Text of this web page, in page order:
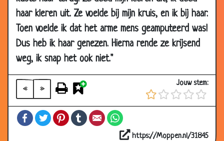
haar kleren uit. Ze voelde bij mijn kruis, en ik bij haar.
Toen voelde ik dat het arme mens geamputeerd was!
Dus heb ik haar genezen. Hierna rende ze krijsend
weg, ik snap het ook niet."
« »
Jouw stem:
FacebookTwitterPinterestTumblrEmail
https://Moppen.nl/31845
27 Mar 2007
Aan de hemelpoort
3.38
21 Mar 2007
Pastoor op vacantie
3.21
17 Mar 2007
Dapper man
3.82
26 Feb 2007
Hemelse vergissing
16 Feb 2007
Kerk
2.37
22 Jan 2007
3.12
15 Jan 2007
Een potje golf
Lourdes doet alles! 3.54